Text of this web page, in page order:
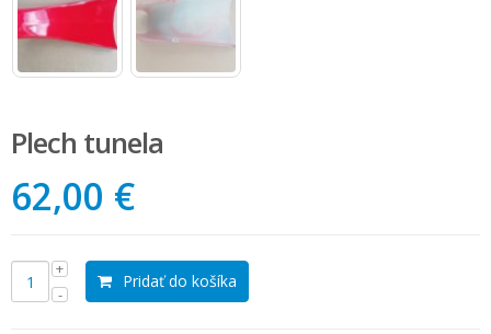
Plech tunela
62,00 €
Pridať do košíka